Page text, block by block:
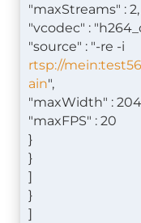
"maxStreams" : 2,
"vcodec" :
"source" : "-re -i
rtsp://mein:
ain",
"maxWidth" :
"maxFPS" : 20
}
}
]
}
]